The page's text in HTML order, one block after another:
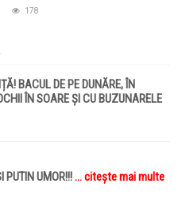
178
BACUL DE PE DUNĂRE, ÎN
ÎN SOARE ȘI CU BUZUNARELE
PUTIN UMOR!!!... citește mai multe